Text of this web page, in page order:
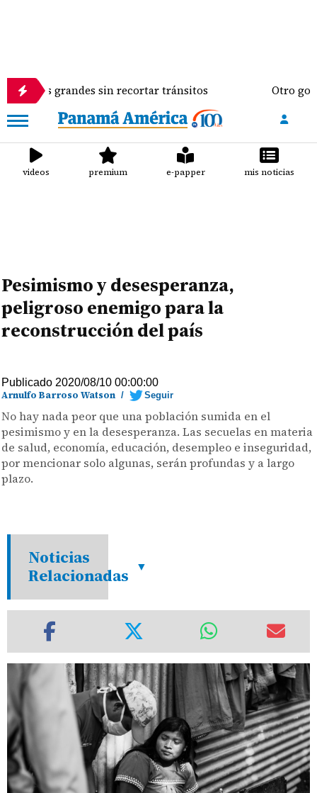
grandes sin recortar tránsitos Otro golpe al
videos premium e-papper mis noticias
Pesimismo y desesperanza,
peligroso enemigo para la
reconstrucción del país
Publicado 2020/08/10 00:00:00
Arnulfo Barroso Watson / Seguir
No hay nada peor que una población sumida en el
pesimismo y en la desesperanza. Las secuelas en materia
de salud, economía, educación, desempleo e inseguridad,
por mencionar solo algunas, serán profundas y a largo
plazo.
Noticias
Relacionadas